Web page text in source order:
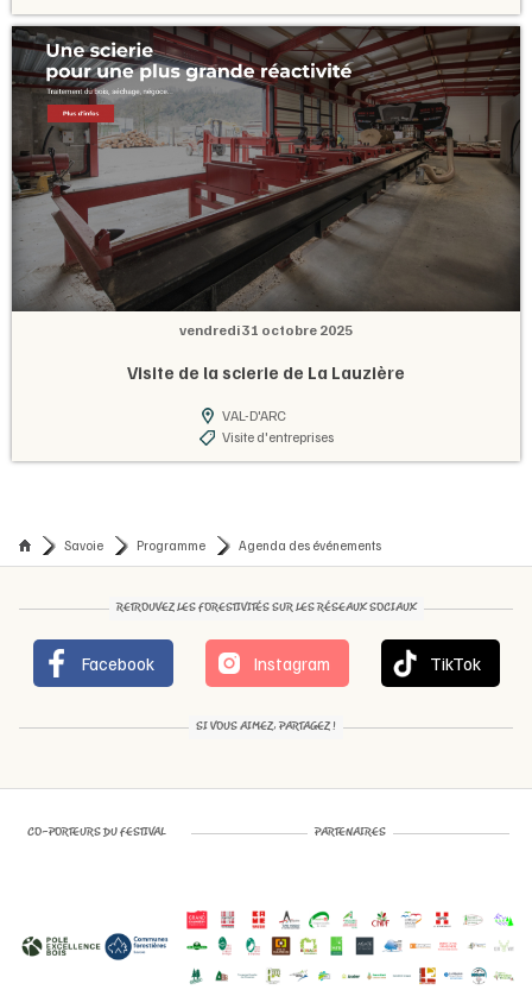
vendredi 31 octobre 2025
Visite de la scierie de La Lauzière
VAL-D'ARC
Visite d'entreprises
Savoie Programme Agenda des événements
RETROUVEZ LES FORESTIVITÉS SUR LES RÉSEAUX SOCIAUX
Facebook Instagram TikTok
SI VOUS AIMEZ, PARTAGEZ !
CO-PORTEURS DU FESTIVAL PARTENAIRES